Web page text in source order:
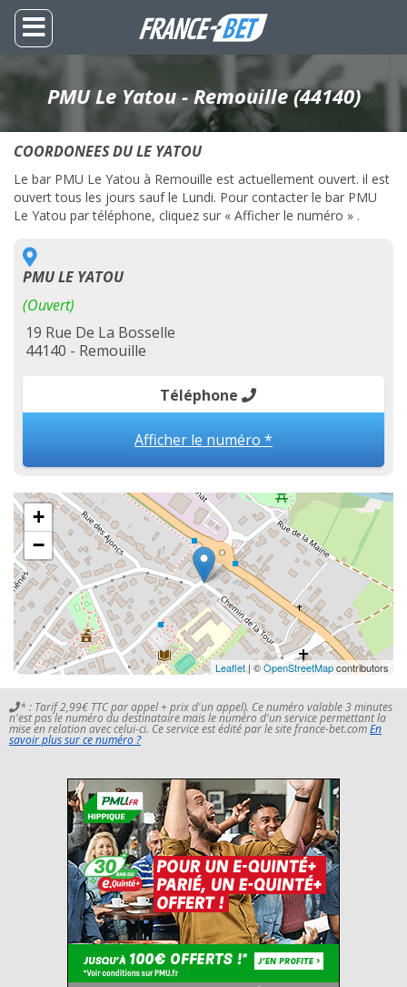
PMU Le Yatou - Remouille (44140)
COORDONEES DU LE YATOU
Le bar PMU Le Yatou à Remouille est actuellement ouvert. il est
ouvert tous les jours sauf le Lundi. Pour contacter le bar PMU
Le Yatou par téléphone, cliquez sur « Afficher le numéro » .
PMU LE YATOU
(Ouvert)
19 Rue De La Bosselle
44140 - Remouille
Téléphone
Afficher le numéro *
+
−
Leaflet | ©OpenStreetMapcontributors
* : Tarif 2,99€ TTC par appel + prix d'un appel). Ce numéro valable 3 minutes
n'est pas le numéro du destinataire mais le numéro d'un service permettant la
mise en relation avec celui-ci. Ce service est édité par le site france-bet.comEn
savoir plus sur ce numéro ?